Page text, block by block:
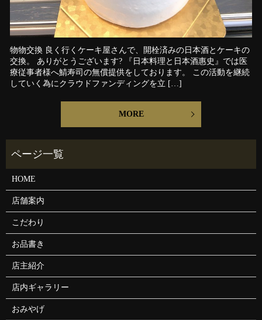
物物交換 良く行くケーキ屋さんで、開栓済みの日本酒とケーキの
交換。 ありがとうございます? 『日本料理と日本酒惠史』では医
療従事者様へ鯖寿司の無償提供をしております。 この活動を継続
していく為にクラウドファンディングを立 […]
MORE
HOME
店舗案内
こだわり
お品書き
店主紹介
店内ギャラリー
おみやげ